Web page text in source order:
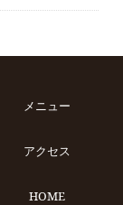
メニュー
アクセス
HOME